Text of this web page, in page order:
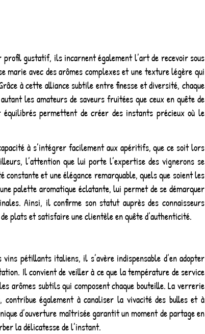
gustatif, ils incarnent également l’art de recevoir sous
marie avec des arômes complexes et une texture légère qui
à cette alliance subtile entre finesse et diversité, chaque
les amateurs de saveurs fruitées que ceux en quête de
permettent de créer des instants précieux où le
à s’intégrer facilement aux apéritifs, que ce soit lors
l’attention que lui porte l’expertise des vignerons se
et une élégance remarquable, quels que soient les
palette aromatique éclatante, lui permet de se démarquer
Ainsi, il confirme son statut auprès des connaisseurs
plats et satisfaire une clientèle en quête d’authenticité.
pétillants italiens, il s’avère indispensable d’en adopter
Il convient de veiller à ce que la température de service
arômes subtils qui composent chaque bouteille. La verrerie
également à canaliser la vivacité des bulles et à
d’ouverture maîtrisée garantit un moment de partage en
la délicatesse de l’instant.